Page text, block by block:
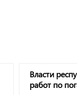
Власти
работ по